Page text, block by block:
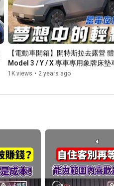
【電動車開箱】開特斯拉去露營
Model 3 / Y / X 專車專用象牌床墊
啡露營區 #tesla #modely
1K views • 2 years ago